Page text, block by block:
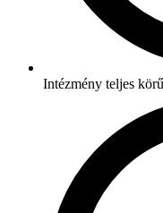
Intézmény teljes